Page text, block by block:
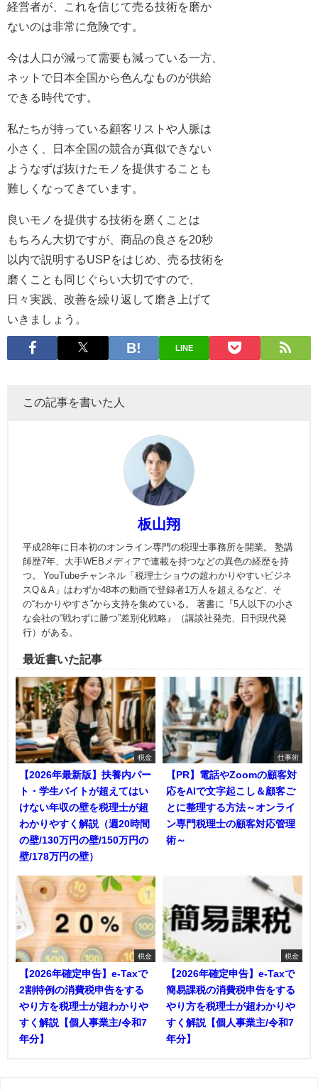
経営者が、これを信じて売る技術を磨か
ないのは非常に危険です。
今は人口が減って需要も減っている一方、
ネットで日本全国から色んなものが供給
できる時代です。
私たちが持っている顧客リストや人脈は
小さく、日本全国の競合が真似できない
ようなずば抜けたモノを提供することも
難しくなってきています。
良いモノを提供する技術を磨くことは
もちろん大切ですが、商品の良さを20秒
以内で説明するUSPをはじめ、売る技術を
磨くことも同じぐらい大切ですので、
日々実践、改善を繰り返して磨き上げて
いきましょう。
LINE
この記事を書いた人
板山翔
平成28年に日本初のオンライン専門の税理士事務所を開業。 塾講
師歴7年、大手WEBメディアで連載を持つなどの異色の経歴を持
つ。 YouTubeチャンネル「税理士ショウの超わかりやすいビジネ
スQ＆A」はわずか48本の動画で登録者1万人を超えるなど、そ
の“わかりやすさ”から支持を集めている。 著書に『5人以下の小さ
な会社の“戦わずに勝つ”差別化戦略』（講談社発売、日刊現代発
行）がある。
最近書いた記事
税金
【2026年最新版】扶養内パー
ト・学生バイトが超えてはい
けない年収の壁を税理士が超
わかりやすく解説（週20時間
の壁/130万円の壁/150万円の
壁/178万円の壁）
仕事術
【PR】電話やZoomの顧客対
応をAIで文字起こし＆顧客ご
とに整理する方法～オンライ
ン専門税理士の顧客対応管理
術～
税金
【2026年確定申告】e-Taxで
2割特例の消費税申告をする
やり方を税理士が超わかりや
すく解説【個人事業主/令和7
年分】
税金
【2026年確定申告】e-Taxで
簡易課税の消費税申告をする
やり方を税理士が超わかりや
すく解説【個人事業主/令和7
年分】